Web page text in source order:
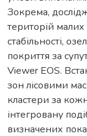
Зокрема,
територій малих
стабільності,
покриття за
Viewer EOS.
зон лісовими
кластери за
інтегровану
визначених